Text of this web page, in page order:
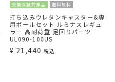
交換保証対象品 送料無料
打ち込みウレタンキャスター&専
用ポールセット ルミナスレギュ
ラー 高耐荷重 足回りパーツ
UL090-100US
¥ 21,440 税込